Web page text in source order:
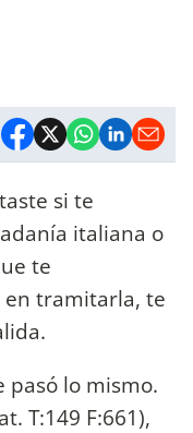
si te
italiana o
te
en tramitarla, te
pasó lo mismo.
T:149 F:661),